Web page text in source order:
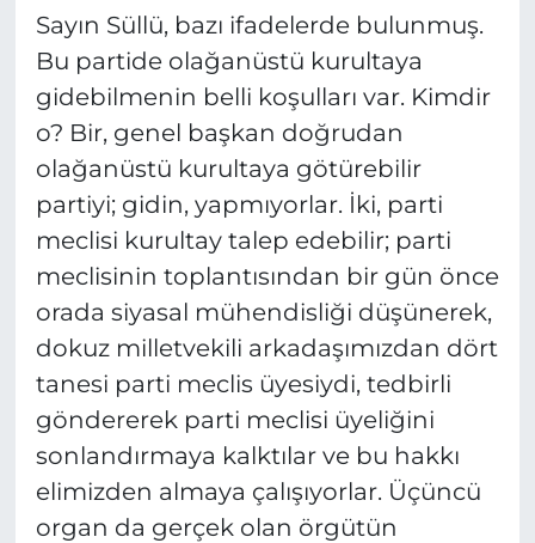
Sayın Süllü, bazı ifadelerde bulunmuş.
Bu partide olağanüstü kurultaya
gidebilmenin belli koşulları var. Kimdir
o? Bir, genel başkan doğrudan
olağanüstü kurultaya götürebilir
partiyi; gidin, yapmıyorlar. İki, parti
meclisi kurultay talep edebilir; parti
meclisinin toplantısından bir gün önce
orada siyasal mühendisliği düşünerek,
dokuz milletvekili arkadaşımızdan dört
tanesi parti meclis üyesiydi, tedbirli
göndererek parti meclisi üyeliğini
sonlandırmaya kalktılar ve bu hakkı
elimizden almaya çalışıyorlar. Üçüncü
organ da gerçek olan örgütün